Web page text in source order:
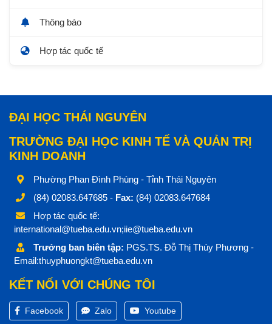
Thông báo
Hợp tác quốc tế
ĐẠI HỌC THÁI NGUYÊN
TRƯỜNG ĐẠI HỌC KINH TẾ VÀ QUẢN TRỊ
KINH DOANH
Phường Phan Đình Phùng - Tỉnh Thái Nguyên
(84) 02083.647685 - Fax: (84) 02083.647684
Hợp tác quốc tế:
international@tueba.edu.vn;iie@tueba.edu.vn
Trưởng ban biên tập: PGS.TS. Đỗ Thị Thúy Phương -
Email:thuyphuongkt@tueba.edu.vn
KẾT NỐI VỚI CHÚNG TÔI
Facebook Zalo Youtube